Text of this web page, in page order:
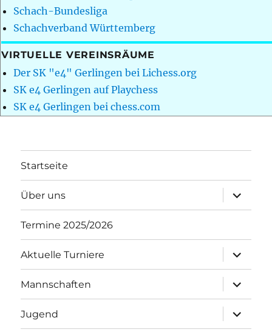
Schach-Bundesliga
Schachverband Württemberg
VIRTUELLE VEREINSRÄUME
Der SK "e4" Gerlingen bei Lichess.org
SK e4 Gerlingen auf Playchess
SK e4 Gerlingen bei chess.com
Startseite
Über uns
öffnen
Termine 2025/2026
Aktuelle Turniere
öffnen
Mannschaften
öffnen
Jugend
öffnen